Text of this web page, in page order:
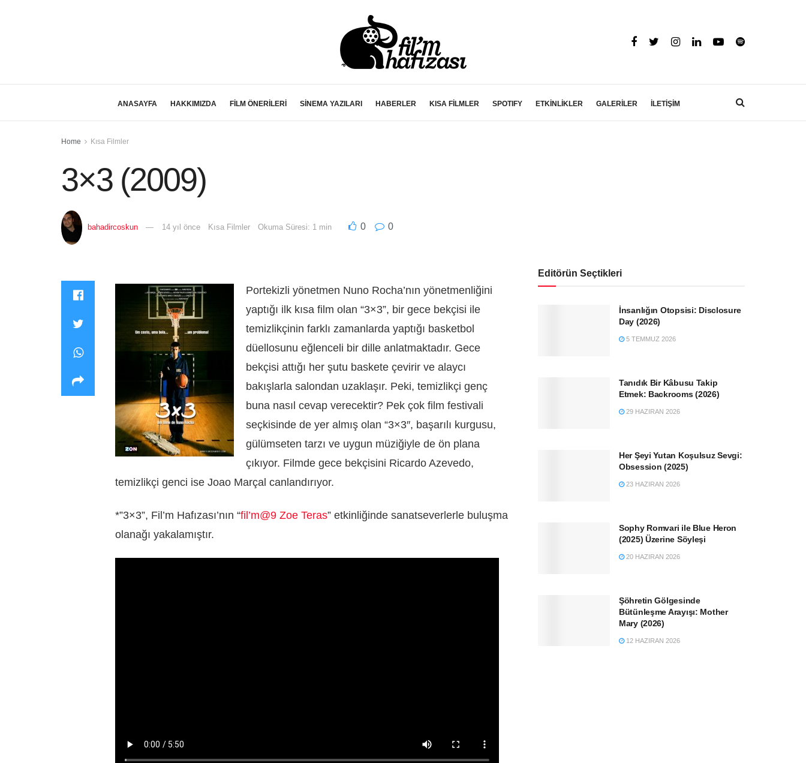
ANASAYFA HAKKIMIZDA FİLM ÖNERİLERİ SİNEMA YAZILARI HABERLER KISA FİLMLER SPOTIFY ETKİNLİKLER GALERİLER İLETİŞİM
Home Kısa Filmler
3×3 (2009)
bahadircoskun 14 yıl önce Kısa Filmler Okuma Süresi: 1 min 0 0
Portekizli yönetmen Nuno Rocha’nın yönetmenliğini
yaptığı ilk kısa film olan “3×3”, bir gece bekçisi ile
temizlikçinin farklı zamanlarda yaptığı basketbol
düellosunu eğlenceli bir dille anlatmaktadır. Gece
bekçisi attığı her şutu baskete çevirir ve alaycı
bakışlarla salondan uzaklaşır. Peki, temizlikçi genç
buna nasıl cevap verecektir? Pek çok film festivali
seçkisinde de yer almış olan “3×3″, başarılı kurgusu,
gülümseten tarzı ve uygun müziğiyle de ön plana
çıkıyor. Filmde gece bekçisini Ricardo Azevedo,
temizlikçi genci ise Joao Marçal canlandırıyor.
*”3×3”, Fil’m Hafızası’nın “fil’m@9 Zoe Teras” etkinliğinde sanatseverlerle buluşma
olanağı yakalamıştır.
Editörün Seçtikleri
İnsanlığın Otopsisi: Disclosure
Day (2026)
5 TEMMUZ 2026
Tanıdık Bir Kâbusu Takip
Etmek: Backrooms (2026)
29 HAZIRAN 2026
Her Şeyi Yutan Koşulsuz Sevgi:
Obsession (2025)
23 HAZIRAN 2026
Sophy Romvari ile Blue Heron
(2025) Üzerine Söyleşi
20 HAZIRAN 2026
Şöhretin Gölgesinde
Bütünleşme Arayışı: Mother
Mary (2026)
12 HAZIRAN 2026